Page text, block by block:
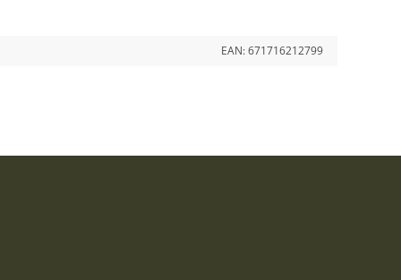
EAN:671716212799